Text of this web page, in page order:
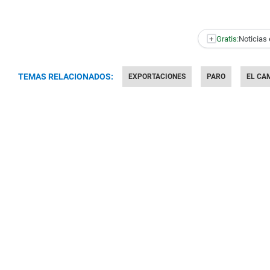
+ Gratis:Noticias
TEMAS RELACIONADOS: EXPORTACIONES PARO EL